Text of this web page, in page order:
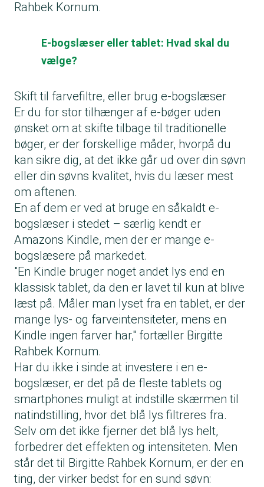
Rahbek Kornum.
E-bogslæser eller tablet: Hvad skal du
vælge?
Skift til farvefiltre, eller brug e-bogslæser
Er du for stor tilhænger af e-bøger uden
ønsket om at skifte tilbage til traditionelle
bøger, er der forskellige måder, hvorpå du
kan sikre dig, at det ikke går ud over din søvn
eller din søvns kvalitet, hvis du læser mest
om aftenen.
En af dem er ved at bruge en såkaldt e-
bogslæser i stedet – særlig kendt er
Amazons Kindle, men der er mange e-
bogslæsere på markedet.
"En Kindle bruger noget andet lys end en
klassisk tablet, da den er lavet til kun at blive
læst på. Måler man lyset fra en tablet, er der
mange lys- og farveintensiteter, mens en
Kindle ingen farver har," fortæller Birgitte
Rahbek Kornum.
Har du ikke i sinde at investere i en e-
bogslæser, er det på de fleste tablets og
smartphones muligt at indstille skærmen til
natindstilling, hvor det blå lys filtreres fra.
Selv om det ikke fjerner det blå lys helt,
forbedrer det effekten og intensiteten. Men
står det til Birgitte Rahbek Kornum, er der en
ting, der virker bedst for en sund søvn: